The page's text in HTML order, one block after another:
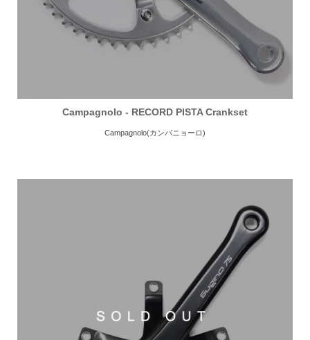
Campagnolo - RECORD PISTA Crankset
Campagnolo(カンパニョーロ)